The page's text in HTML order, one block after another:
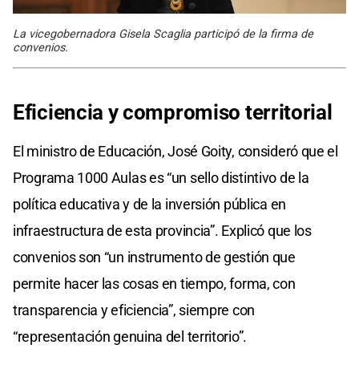
La vicegobernadora Gisela Scaglia participó de la firma de
convenios.
Eficiencia y compromiso territorial
El ministro de Educación, José Goity, consideró que el
Programa 1000 Aulas es “un sello distintivo de la
política educativa y de la inversión pública en
infraestructura de esta provincia”. Explicó que los
convenios son “un instrumento de gestión que
permite hacer las cosas en tiempo, forma, con
transparencia y eficiencia”, siempre con
“representación genuina del territorio”.